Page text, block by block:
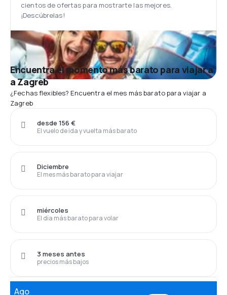
cientos de ofertas para mostrarte las mejores.
¡Descúbrelas!
Encuentra el momento más barato para viajar a
a Zagreb
¿Fechas flexibles? Encuentra el mes más barato para viajar a
Zagreb
El vuelo de ida y vuelta más barato
desde 156 €
El mes más barato para viajar
Diciembre
El día más barato para volar
miércoles
precios más bajos
3 meses antes
Ago